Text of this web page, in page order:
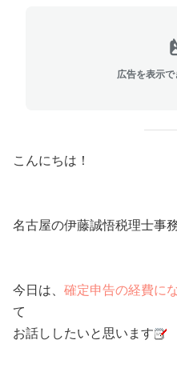
広告を表示
こんにちは！
名古屋の伊藤誠悟税理士事
今日は、 確定申告の経費に
て
お話ししたいと思います